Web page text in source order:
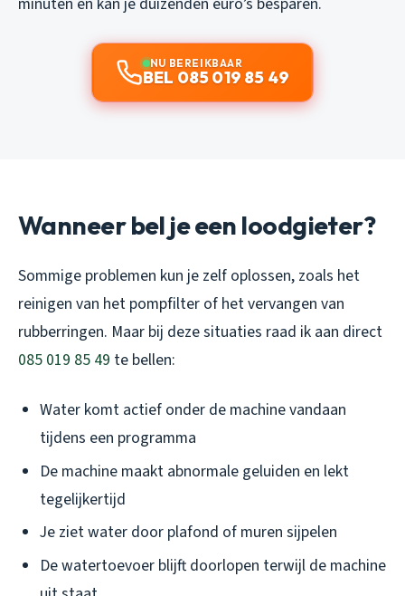
NU BEREIKBAAR
BEL 085 019 85 49
Wanneer bel je een loodgieter?
Sommige problemen kun je zelf oplossen, zoals het
reinigen van het pompfilter of het vervangen van
rubberringen. Maar bij deze situaties raad ik aan direct
085 019 85 49 te bellen:
Water komt actief onder de machine vandaan
tijdens een programma
De machine maakt abnormale geluiden en lekt
tegelijkertijd
Je ziet water door plafond of muren sijpelen
De watertoevoer blijft doorlopen terwijl de machine